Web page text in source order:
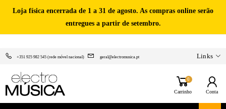
Loja física encerrada de 1 a 31 de agosto. As compras online serão
entregues a partir de setembro.
+351 925 982 545 (rede móvel nacional) geral@electromusica.pt Links
0
Carrinho Conta